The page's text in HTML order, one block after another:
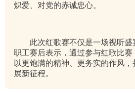
炽爱、对党的赤诚忠心。
此次红歌赛不仅是一场视听
职工赛后表示，通过参与红歌比
以更饱满的精神、更务实的作风
展新征程。